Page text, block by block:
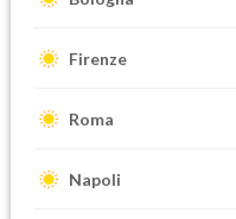
Firenze
Roma
Napoli